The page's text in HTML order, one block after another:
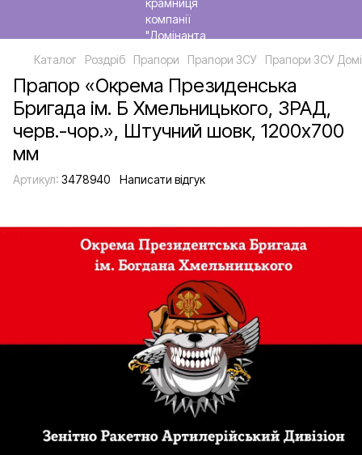
Каталог Роздріб Прапори Прапори ЗСУ Прапори ЗСУ
Прапор «Окрема Президенська
Бригада ім. Б Хмельницького, ЗРАД,
черв.-чор.», Штучний шовк, 1200х700
мм
Артикул: 3478940 Написати відгук